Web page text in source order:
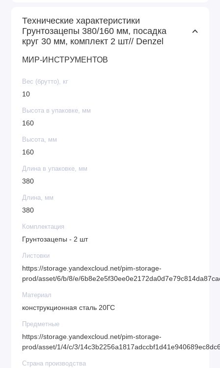
Технические характеристики
Грунтозацепы 380/160 мм, посадка
круг 30 мм, комплект 2 шт// Denzel
МИР-ИНСТРУМЕНТОВ
Вес (брутто), кг
10
Высота в упаковке, мм
160
Высота, мм
160
Длина в упаковке, мм
380
Длина, мм
380
Комплектация
Грунтозацепы - 2 шт
Листовки
https://storage.yandexcloud.net/pim-storage-
prod/asset/6/b/8/e/
Материал
конструкционная сталь 20ГС
Предметные
https://storage.yandexcloud.net/pim-storage-
prod/asset/1/4/c/3/
Страна производства